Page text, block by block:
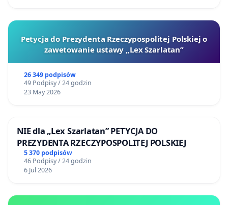
Petycja do Prezydenta Rzeczypospolitej Polskiej o
zawetowanie ustawy „Lex Szarlatan”
26 349 podpisów
49 Podpisy / 24 godzin
23 May 2026
NIE dla „Lex Szarlatan” PETYCJA DO
PREZYDENTA RZECZYPOSPOLITEJ POLSKIEJ
5 370 podpisów
46 Podpisy / 24 godzin
6 Jul 2026